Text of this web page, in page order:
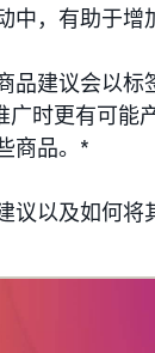
，有助于增
品建议会以
广时更有可
商品。*
以及如何将